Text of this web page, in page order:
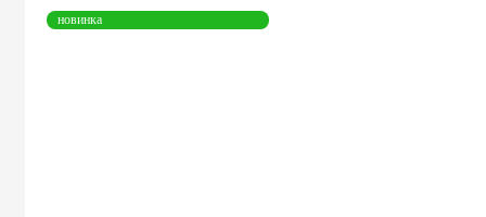
новинка